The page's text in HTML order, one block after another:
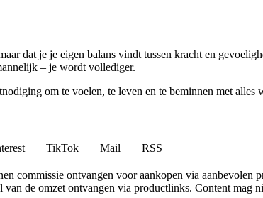
dat je je eigen balans vindt tussen kracht en
– je wordt vollediger.
om te voelen, te leven en te beminnen met alles
TikTok Mail
RSS
commissie ontvangen voor aankopen via aanbevolen
de omzet ontvangen via productlinks. Content mag